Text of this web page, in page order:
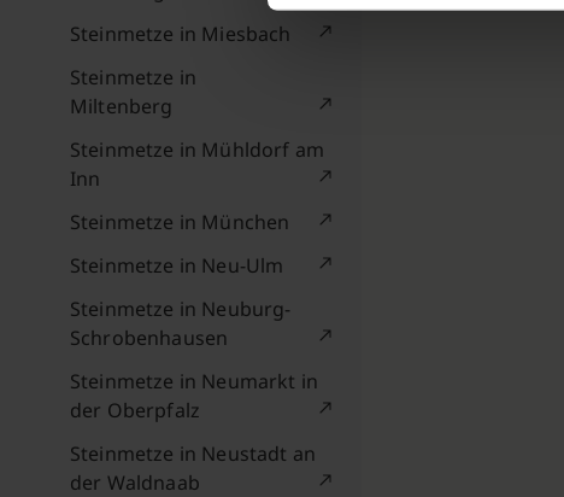
Steinmetze in Miesbach
Steinmetze in
Miltenberg
Steinmetze in Mühldorf am
Inn
Steinmetze in München
Steinmetze in Neu-Ulm
Steinmetze in Neuburg-
Schrobenhausen
Steinmetze in Neumarkt in
der Oberpfalz
Steinmetze in Neustadt an
der Waldnaab